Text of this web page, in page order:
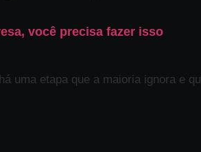
você precisa fazer isso
uma etapa que a maioria ignora e